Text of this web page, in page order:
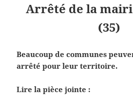
Arrêté de la
(35)
Beaucoup de communes
arrêté pour leur territoire.
Lire la pièce jointe :